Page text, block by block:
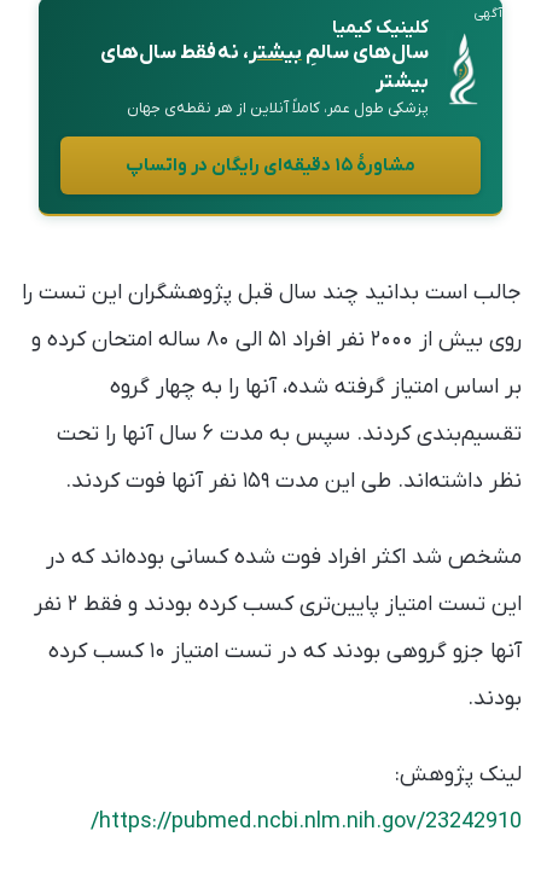
آگهی
کلینیک کیمیا
سال‌های سالمِبیشتر، نه فقط سال‌های
بیشتر
پزشکی طول عمر، کاملاً آنلاین از هر نقطه‌ی جهان
مشاورهٔ ۱۵ دقیقه‌ای رایگان در واتساپ
جالب است بدانید چند سال قبل پژوهشگران این تست را
روی بیش از ۲۰۰۰ نفر افراد ۵۱ الی ۸۰ ساله امتحان کرده‌ و
بر اساس امتیاز گرفته شده، آنها را به چهار گروه
تقسیم‌بندی کردند. سپس به مدت ۶ سال آنها را تحت
نظر داشته‌اند. طی این مدت ۱۵۹ نفر آنها فوت کردند.
مشخص شد اکثر افراد فوت شده کسانی بوده‌اند که در
این تست امتیاز پایین‌تری کسب کرده‌ بودند و فقط ۲ نفر
آنها جزو گروهی بودند که در تست امتیاز ۱۰ کسب کرده
بودند.
لینک پژوهش:
https://pubmed.ncbi.nlm.nih.gov/23242910/